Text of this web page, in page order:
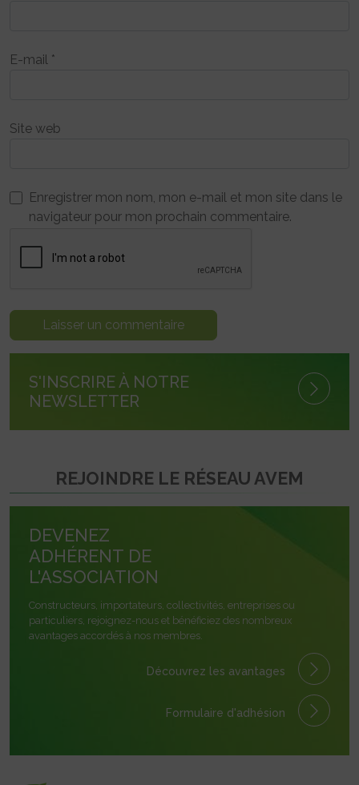
E-mail *
Site web
Enregistrer mon nom, mon e-mail et mon site dans le
navigateur pour mon prochain commentaire.
S'INSCRIRE À NOTRE
NEWSLETTER
REJOINDRE LE RÉSEAU AVEM
DEVENEZ
ADHÉRENT DE
L'ASSOCIATION
Constructeurs, importateurs, collectivités, entreprises ou
particuliers, rejoignez-nous et bénéficiez des nombreux
avantages accordés à nos membres.
Découvrez les avantages
Formulaire d'adhésion